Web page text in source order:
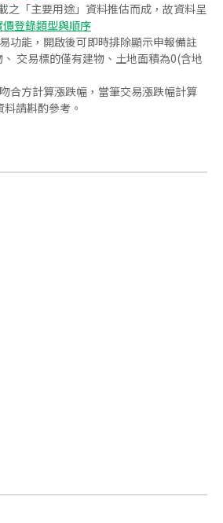
之「主要用途」資料推估而成，故資料呈
登錄類型與順序
功能，開啟後可即時排除顯示申報備註
交易標的僅有建物、土地面積為0(含地
合方計算漲跌幅，當筆交易漲跌幅計算
請斟酌參考。